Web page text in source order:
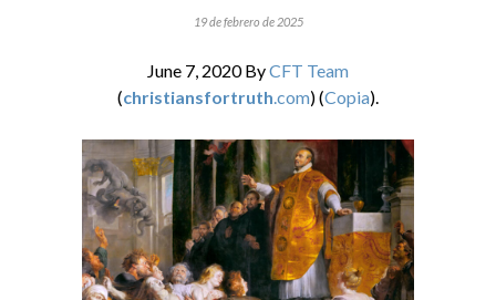
19 de febrero de 2025
June 7, 2020ByCFT Team
(christiansfortruth.com) (Copia).